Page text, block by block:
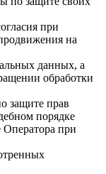
при
на
данных, а
обработки
защите прав
порядке
Оператора при